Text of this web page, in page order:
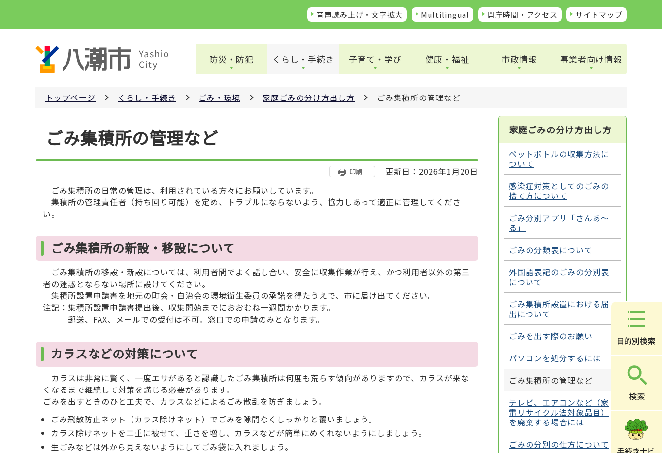
ペ
音声読み上げ・文字拡大 Multilingual 開庁時間・アクセス サイトマップ
防災・防犯 くらし・手続き 子育て・学び 健康・福祉 市政情報 事業者向け情報
トップページ くらし・手続き ごみ・環境 家庭ごみの分け方出し方 ごみ集積所の管理など
ごみ集積所の管理など
印刷
更新日：2026年1月20日
ごみ集積所の日常の管理は、利用されている方々にお願いしています。
集積所の管理責任者（持ち回り可能）を定め、トラブルにならないよう、協力しあって適正に管理してくださ
い。
ごみ集積所の新設・移設について
ごみ集積所の移設・新設については、利用者間でよく話し合い、安全に収集作業が行え、かつ利用者以外の第三
者の迷惑とならない場所に設けてください。
集積所設置申請書を地元の町会・自治会の環境衛生委員の承諾を得たうえで、市に届け出てください。
注記：集積所設置申請書提出後、収集開始までにおおむね一週間かかります。
郵送、FAX、メールでの受付は不可。窓口での申請のみとなります。
カラスなどの対策について
カラスは非常に賢く、一度エサがあると認識したごみ集積所は何度も荒らす傾向がありますので、カラスが来な
くなるまで継続して対策を講じる必要があります。
ごみを出すときのひと工夫で、カラスなどによるごみ散乱を防ぎましょう。
ごみ飛散防止ネット（カラス除けネット）でごみを隙間なくしっかりと覆いましょう。
カラス除けネットを二重に被せて、重さを増し、カラスなどが簡単にめくれないようにしましょう。
生ごみなどは外から見えないようにしてごみ袋に入れましょう。
家庭ごみの分け方出し方
ペットボトルの収集方法に
ついて
感染症対策としてのごみの
捨て方について
ごみ分別アプリ「さんあ～
る」
ごみの分類表について
外国語表記のごみの分別表
について
ごみ集積所設置における届
出について
ごみを出す際のお願い
パソコンを処分するには
ごみ集積所の管理など
テレビ、エアコンなど（家
電リサイクル法対象品目）
を廃棄する場合には
ごみの分別の仕方について